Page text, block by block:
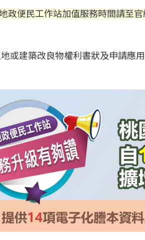
政便民工作站加值服務時間請至官
或建築改良物權利書狀及申請應